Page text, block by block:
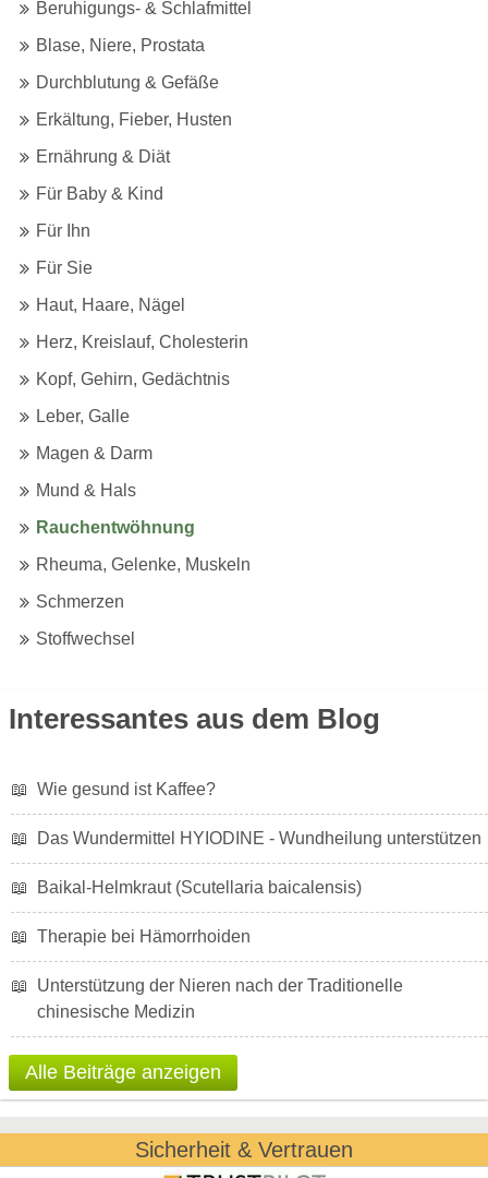
Beruhigungs- & Schlafmittel
Blase, Niere, Prostata
Durchblutung & Gefäße
Erkältung, Fieber, Husten
Ernährung & Diät
Für Baby & Kind
Für Ihn
Für Sie
Haut, Haare, Nägel
Herz, Kreislauf, Cholesterin
Kopf, Gehirn, Gedächtnis
Leber, Galle
Magen & Darm
Mund & Hals
Rauchentwöhnung
Rheuma, Gelenke, Muskeln
Schmerzen
Stoffwechsel
Interessantes aus dem Blog
📖 Wie gesund ist Kaffee?
📖 Das Wundermittel HYIODINE - Wundheilung unterstützen
📖 Baikal-Helmkraut (Scutellaria baicalensis)
📖 Therapie bei Hämorrhoiden
📖
Unterstützung der Nieren nach der Traditionelle
chinesische Medizin
Alle Beiträge anzeigen
Sicherheit & Vertrauen